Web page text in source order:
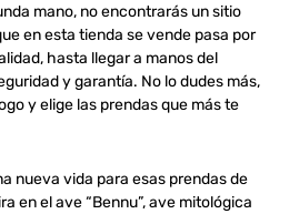
mano, no encontrarás un sitio
en esta tienda se vende pasa por
hasta llegar a manos del
y garantía. No lo dudes más,
y elige las prendas que más te
nueva vida para esas prendas de
en el ave “Bennu”, ave mitológica